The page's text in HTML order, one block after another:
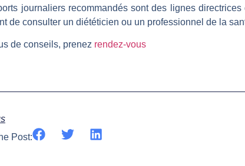
journaliers recommandés sont des lignes
de consulter un diététicien ou un professionnel de la
de conseils, prenez rendez-vous
Post: